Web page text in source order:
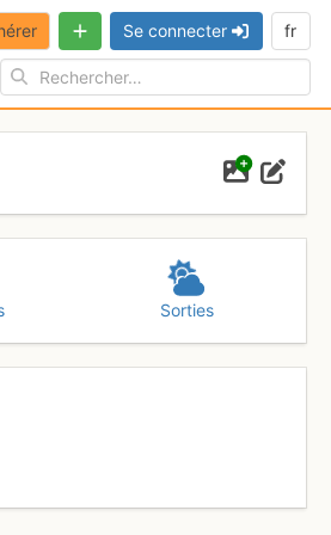
Se connecter fr
Sorties